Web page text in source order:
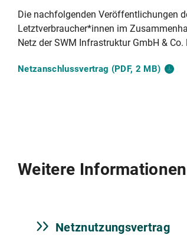
Die nachfolgenden Veröffentlichungen
Letztverbraucher*innen im
Netz der SWM Infrastruktur GmbH &
Netzanschlussvertrag (PDF, 2 MB)
Weitere Informationen
Netznutzungsvertrag